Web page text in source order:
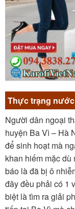
Thực trạng
Người dân ngoại
huyện Ba Vì – Hà
để sinh hoạt mà
khan hiếm mặc
báo là đã bị ô
đây đều phải có 1
biệt là tìm ra giải